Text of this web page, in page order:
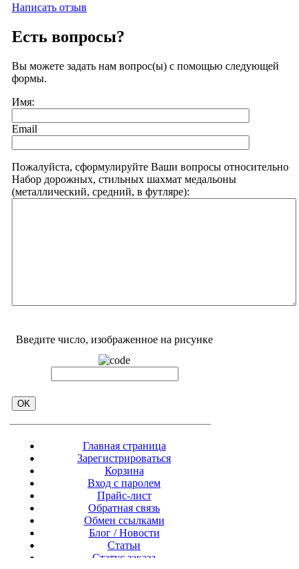
Написать отзыв
Есть вопросы?
Вы можете задать нам вопрос(ы) с помощью следующей
формы.
Имя:
Email
Пожалуйста, сформулируйте Ваши вопросы относительно
Набор дорожных, стильных шахмат медальоны
(металлический, средний, в футляре):
Введите число, изображенное на рисунке
Главная страница
Зарегистрироваться
Корзина
Вход с паролем
Прайс-лист
Обратная связь
Обмен ссылками
Блог / Новости
Статьи
Статус заказа